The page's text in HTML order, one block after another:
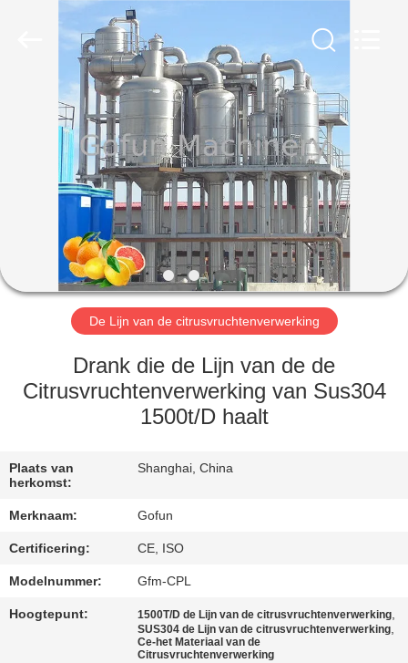
HUIS
PRODUCTEN
VIDEOS
VR-
SHOW
ONGEVEER
ONS
CONTACTEER
ONS
De Lijn van de citrusvruchtenverwerking
Drank die de Lijn van de de
Citrusvruchtenverwerking van Sus304
1500t/D haalt
Plaats van
herkomst:
Shanghai, China
Merknaam: Gofun
Certificering: CE, ISO
Modelnummer: Gfm-CPL
Hoogtepunt: 1500T/D de Lijn van de citrusvruchtenverwerking,
SUS304 de Lijn van de citrusvruchtenverwerking,
Ce-het Materiaal van de
Citrusvruchtenverwerking